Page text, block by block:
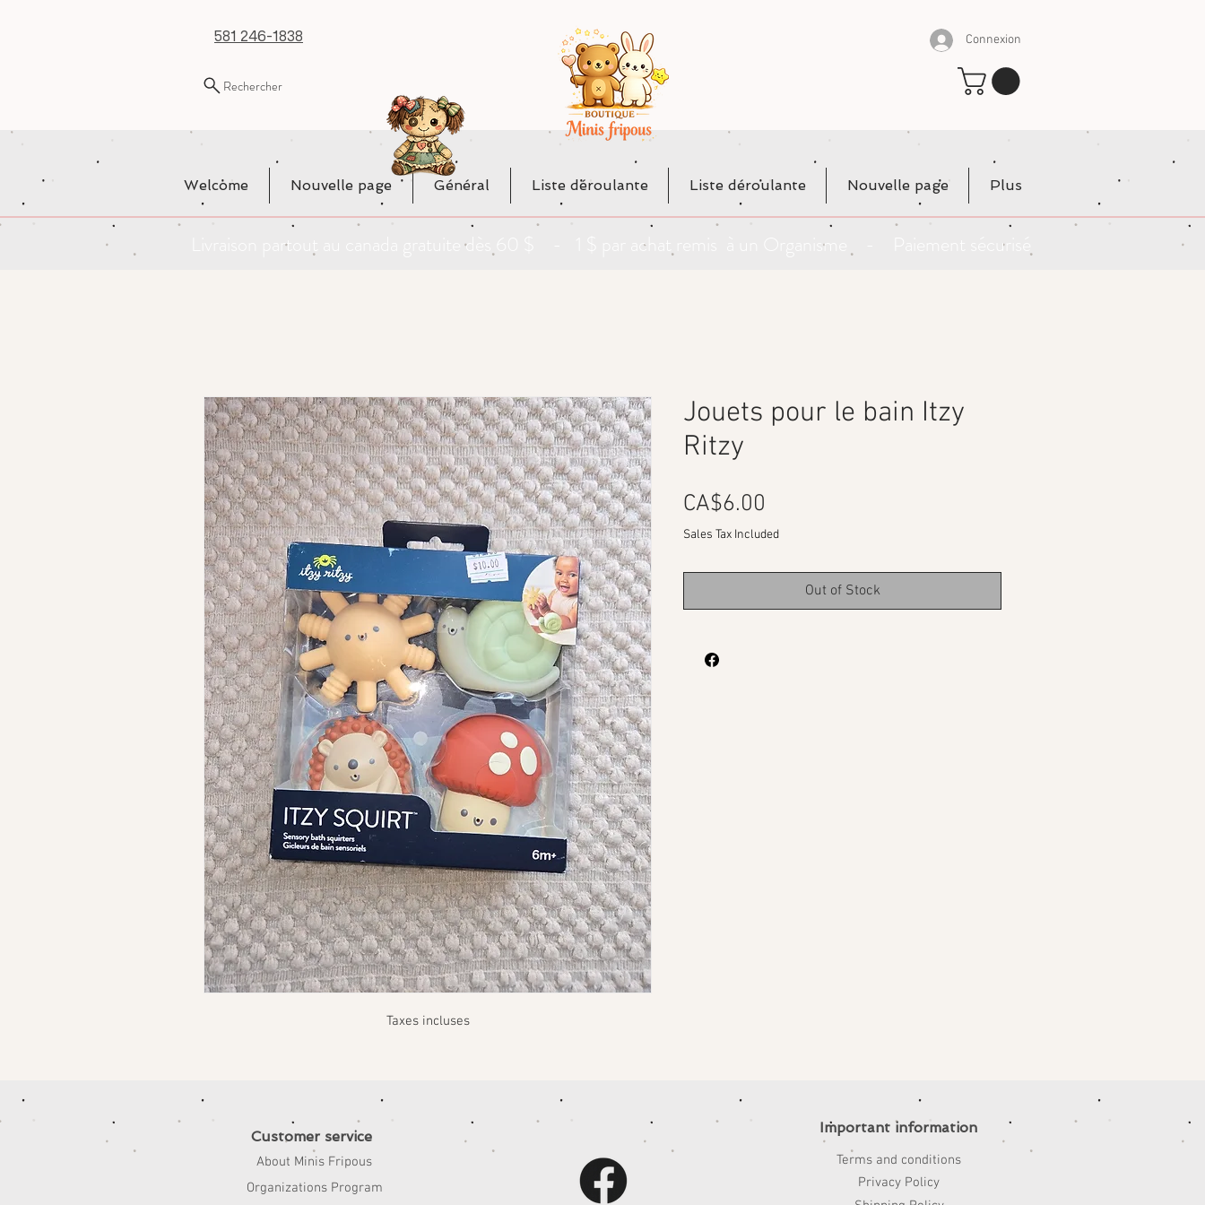
581 246-1838
Rechercher
Connexion
Welcome Nouvelle page Général Liste déroulante Liste déroulante Nouvelle page Plus
Livraison partout au canada gratuite dès 60 $ - 1 $ par achat remis à un Organisme - Paiement sécurisé
Taxes incluses
Jouets pour le bain Itzy
Ritzy
CA$6.00
Sales Tax Included
Out of Stock
Customer service
About Minis Fripous
Organizations Program
Important information
Terms and conditions
Privacy Policy